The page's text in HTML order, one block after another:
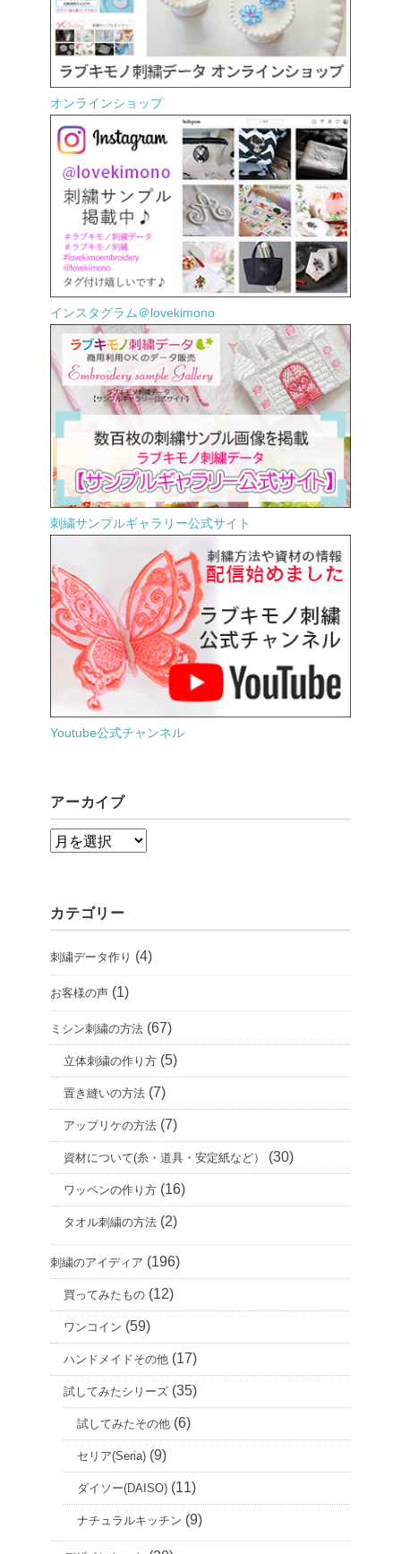
オンラインショップ
インスタグラム＠lovekimono
刺繍サンプルギャラリー公式サイト
Youtube公式チャンネル
アーカイブ
ア
イ
ブ
カテゴリー
刺繍データ作り (4)
お客様の声 (1)
ミシン刺繍の方法 (67)
立体刺繍の作り方 (5)
置き縫いの方法 (7)
アップリケの方法 (7)
資材について(糸・道具・安定紙など） (30)
ワッペンの作り方 (16)
タオル刺繍の方法 (2)
刺繍のアイディア (196)
買ってみたもの (12)
ワンコイン (59)
ハンドメイドその他 (17)
試してみたシリーズ (35)
試してみたその他 (6)
セリア(Seria) (9)
ダイソー(DAISO) (11)
ナチュラルキッチン (9)